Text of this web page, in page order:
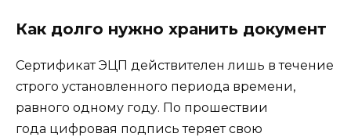
Как долго нужно хранить документ
Сертификат ЭЦП действителен лишь в течение
строго установленного периода времени,
равного одному году. По прошествии
года цифровая подпись теряет свою